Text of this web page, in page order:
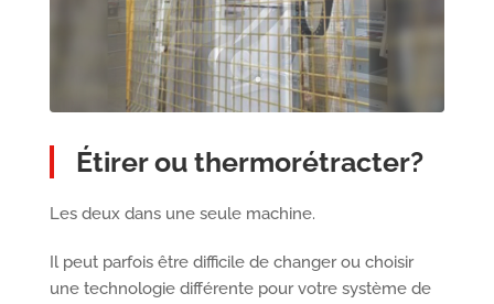
Étirer ou thermorétracter?
Les deux dans une seule machine.
Il peut parfois être difficile de changer ou choisir
une technologie différente pour votre système de